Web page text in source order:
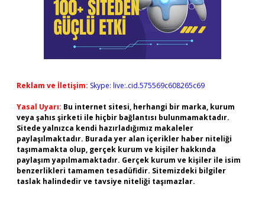
Reklam ve İletişim: Skype: live:.cid.575569c608265c69
Yasal Uyarı: Bu internet sitesi, herhangi bir marka, kurum
veya şahıs şirketi ile hiçbir bağlantısı bulunmamaktadır.
Sitede yalnızca kendi hazırladığımız makaleler
paylaşılmaktadır. Burada yer alan içerikler haber niteliği
taşımamakta olup, gerçek kurum ve kişiler hakkında
paylaşım yapılmamaktadır. Gerçek kurum ve kişiler ile isim
benzerlikleri tamamen tesadüfidir. Sitemizdeki bilgiler
taslak halindedir ve tavsiye niteliği taşımazlar.